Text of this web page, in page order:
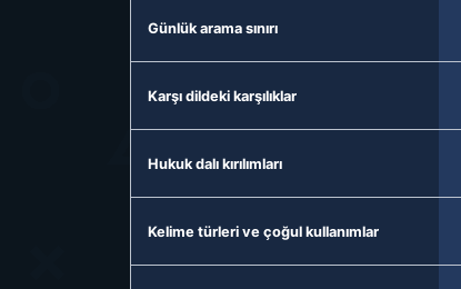
Günlük arama sınırı
Karşı dildeki karşılıklar
Hukuk dalı kırılımları
Kelime türleri ve çoğul kullanımlar